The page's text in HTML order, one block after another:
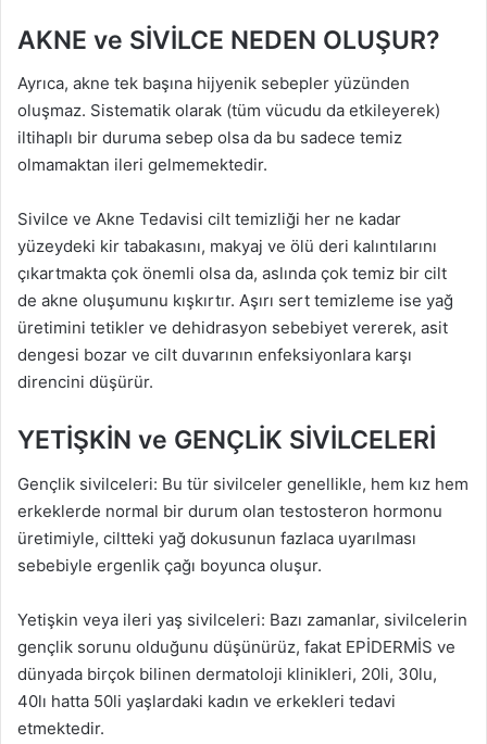
AKNE ve SİVİLCE NEDEN OLUŞUR?
Ayrıca, akne tek başına hijyenik sebepler yüzünden
oluşmaz. Sistematik olarak (tüm vücudu da etkileyerek)
iltihaplı bir duruma sebep olsa da bu sadece temiz
olmamaktan ileri gelmemektedir.
Sivilce ve Akne Tedavisi cilt temizliği her ne kadar
yüzeydeki kir tabakasını, makyaj ve ölü deri kalıntılarını
çıkartmakta çok önemli olsa da, aslında çok temiz bir cilt
de akne oluşumunu kışkırtır. Aşırı sert temizleme ise yağ
üretimini tetikler ve dehidrasyon sebebiyet vererek, asit
dengesi bozar ve cilt duvarının enfeksiyonlara karşı
direncini düşürür.
YETİŞKİN ve GENÇLİK SİVİLCELERİ
Gençlik sivilceleri: Bu tür sivilceler genellikle, hem kız hem
erkeklerde normal bir durum olan testosteron hormonu
üretimiyle, ciltteki yağ dokusunun fazlaca uyarılması
sebebiyle ergenlik çağı boyunca oluşur.
Yetişkin veya ileri yaş sivilceleri: Bazı zamanlar, sivilcelerin
gençlik sorunu olduğunu düşünürüz, fakat EPİDERMİS ve
dünyada birçok bilinen dermatoloji klinikleri, 20li, 30lu,
40lı hatta 50li yaşlardaki kadın ve erkekleri tedavi
etmektedir.